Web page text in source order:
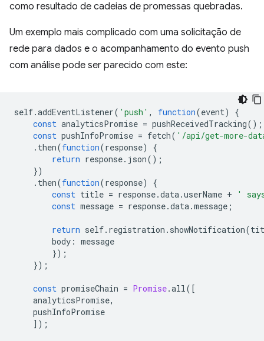
como resultado de cadeias de promessas quebradas.
Um exemplo mais complicado com uma solicitação de
rede para dados e o acompanhamento do evento push
com análise pode ser parecido com este:
self.addEventListener( 'push' , function(event)
{
const analyticsPromise = pushReceivedTracking();
const pushInfoPromise = fetch( '/api/get-more-
. then(function(response)
{
return response. json();
})
. then(function(response)
{
const title = response.data.userName +
'
const message = response.data.message ;
return self. registration . showNotification(
body : message
});
});
const promiseChain = Promise.all([
analyticsPromise,
pushInfoPromise
]);